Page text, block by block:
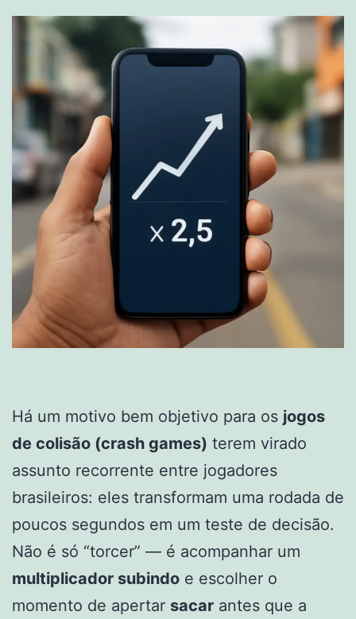
Há um motivo bem objetivo para os jogos
de colisão (crash games) terem virado
assunto recorrente entre jogadores
brasileiros: eles transformam uma rodada de
poucos segundos em um teste de decisão.
Não é só “torcer” — é acompanhar um
multiplicador subindo e escolher o
momento de apertar sacar antes que a